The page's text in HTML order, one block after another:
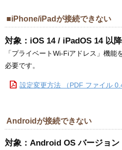
■iPhone/iPadが接続できない
対象：iOS 14 / iPadOS 14 以降
「プライベートWi-Fiアドレス」機
必要です。
設定変更方法 （PDF ファイル
Androidが接続できない
対象：Android OS バージョン